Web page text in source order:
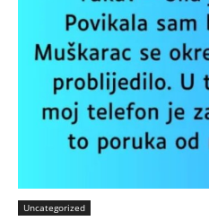
Uncategorized